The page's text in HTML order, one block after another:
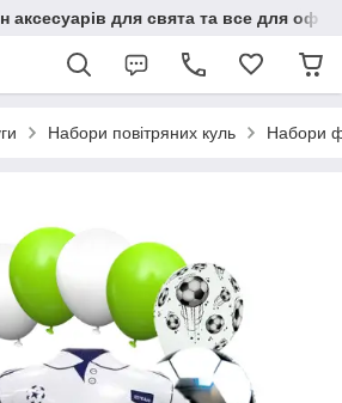
аксесуарів для свята та все для
Набори повітряних куль Набори